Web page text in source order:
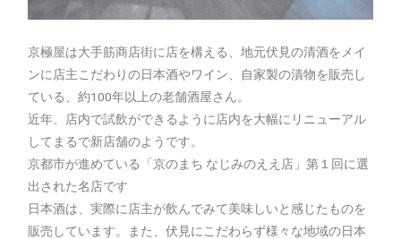
京極屋は大手筋商店街に店を構える、地元伏見の清酒をメイ
ンに店主こだわりの日本酒やワイン、自家製の漬物を販売し
ている、約100年以上の老舗酒屋さん。
近年、店内で試飲ができるように店内を大幅にリニューアル
してまるで新店舗のようです。
京都市が進めている「京のまち なじみのええ店」第１回に選
出された名店です
日本酒は、実際に店主が飲んでみて美味しいと感じたものを
販売しています。また、伏見にこだわらず様々な地域の日本